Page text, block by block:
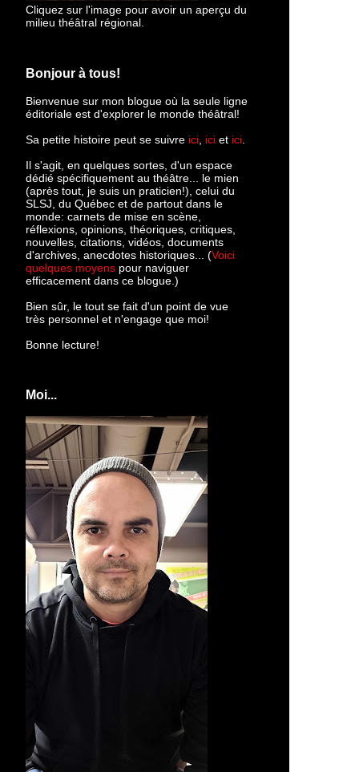
Cliquez sur l'image pour avoir un aperçu du
milieu théâtral régional.
Bonjour à tous!
Bienvenue sur mon blogue où la seule ligne
éditoriale est d'explorer le monde théâtral!
Sa petite histoire peut se suivre ici ici et ici
Il s'agit, en quelques sortes, d'un espace
dédié spécifiquement au théâtre... le mien
(après tout, je suis un praticien!), celui du
SLSJ, du Québec et de partout dans le
monde: carnets de mise en scène,
réflexions, opinions, théoriques, critiques,
nouvelles, citations, vidéos, documents
d'archives, anecdotes historiques... (Voici
quelques moyens pour naviguer
efficacement dans ce blogue.)
Bien sûr, le tout se fait d'un point de vue
très personnel et n'engage que moi!
Bonne lecture!
Moi...